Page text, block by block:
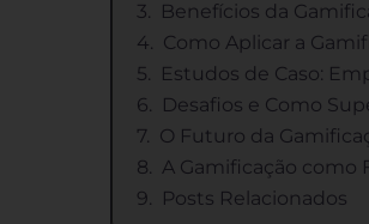
Benefícios da
Como Aplicar a
Estudos de Caso:
Desafios e Como
O Futuro da
A Gamificação como
Posts Relacionados